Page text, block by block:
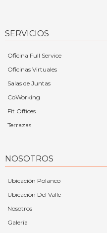
SERVICIOS
Oficina Full Service
Oficinas Virtuales
Salas de Juntas
CoWorking
Fit Offices
Terrazas
NOSOTROS
Ubicación Polanco
Ubicación Del Valle
Nosotros
Galería